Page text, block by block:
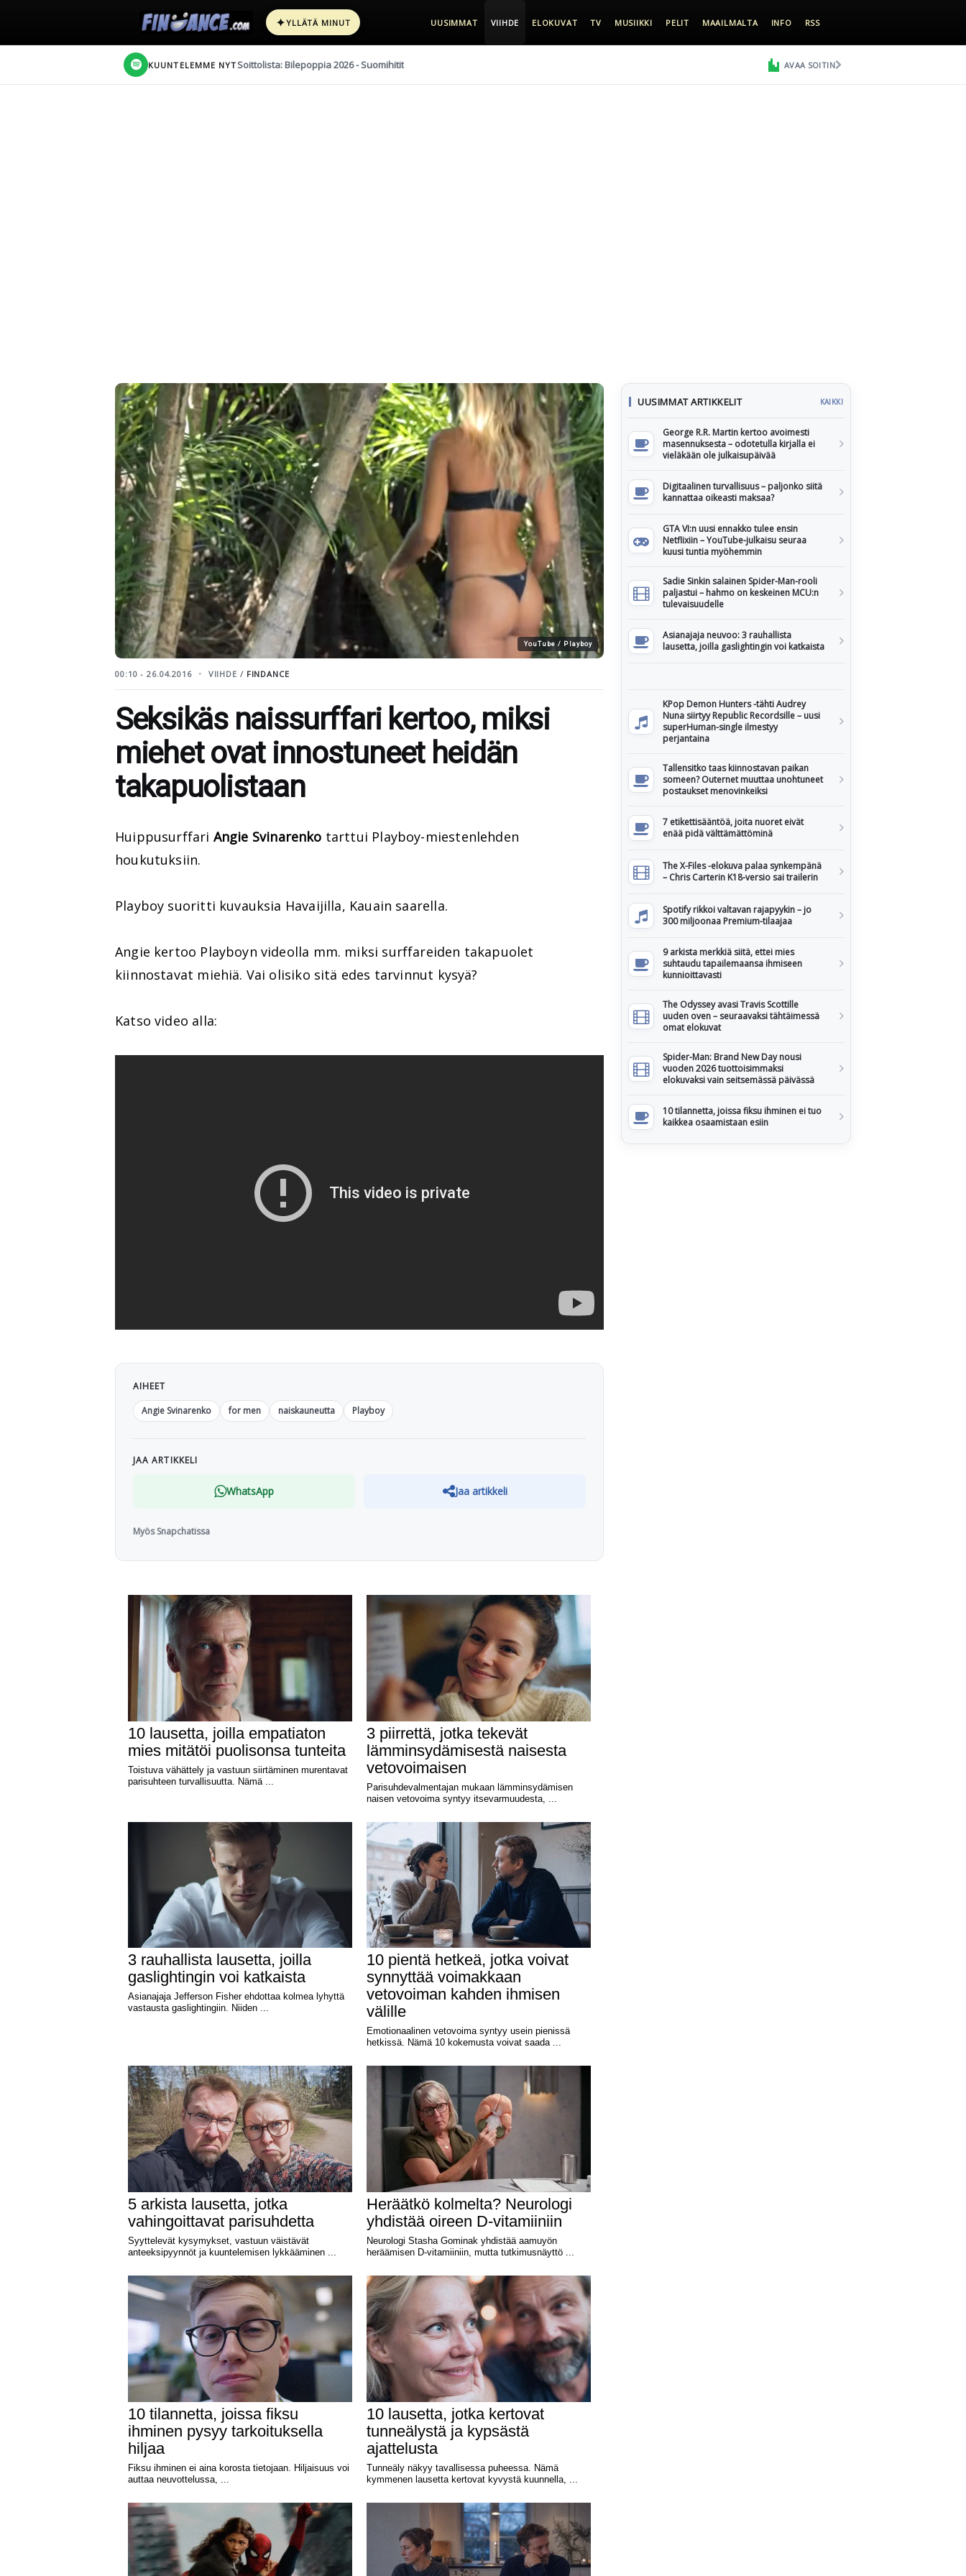
✦YLLÄTÄ MINUT UUSIMMAT VIIHDE ELOKUVAT TV MUSIIKKI PELIT MAAILMALTA INFO RSS
KUUNTELEMME NYT Soittolista: Bilepoppia 2026 - Suomihitit AVAA SOITIN
YouTube / Playboy
00:10 - 26.04.2016 VIIHDE / FINDANCE
Seksikäs naissurffari kertoo, miksi
miehet ovat innostuneet heidän
takapuolistaan
Huippusurffari Angie Svinarenko tarttui Playboy-miestenlehden
houkutuksiin.
Playboy suoritti kuvauksia Havaijilla, Kauain saarella.
Angie kertoo Playboyn videolla mm. miksi surffareiden takapuolet
kiinnostavat miehiä. Vai olisiko sitä edes tarvinnut kysyä?
Katso video alla:
AIHEET
Angie Svinarenko
for men naiskauneutta Playboy
JAA ARTIKKELI
WhatsApp Jaa artikkeli
Myös Snapchatissa
UUSIMMAT ARTIKKELIT KAIKKI
George R.R. Martin kertoo avoimesti
masennuksesta – odotetulla kirjalla ei
vieläkään ole julkaisupäivää
Digitaalinen turvallisuus – paljonko siitä
kannattaa oikeasti maksaa?
GTA VI:n uusi ennakko tulee ensin
Netflixiin – YouTube-julkaisu seuraa
kuusi tuntia myöhemmin
Sadie Sinkin salainen Spider-Man-rooli
paljastui – hahmo on keskeinen MCU:n
tulevaisuudelle
Asianajaja neuvoo: 3 rauhallista
lausetta, joilla gaslightingin voi katkaista
KPop Demon Hunters -tähti Audrey
Nuna siirtyy Republic Recordsille – uusi
superHuman-single ilmestyy
perjantaina
Tallensitko taas kiinnostavan paikan
someen? Outernet muuttaa unohtuneet
postaukset menovinkeiksi
7 etikettisääntöä, joita nuoret eivät
enää pidä välttämättöminä
The X-Files -elokuva palaa synkempänä
– Chris Carterin K18-versio sai trailerin
Spotify rikkoi valtavan rajapyykin – jo
300 miljoonaa Premium-tilaajaa
9 arkista merkkiä siitä, ettei mies
suhtaudu tapailemaansa ihmiseen
kunnioittavasti
The Odyssey avasi Travis Scottille
uuden oven – seuraavaksi tähtäimessä
omat elokuvat
Spider-Man: Brand New Day nousi
vuoden 2026 tuottoisimmaksi
elokuvaksi vain seitsemässä päivässä
10 tilannetta, joissa fiksu ihminen ei tuo
kaikkea osaamistaan esiin